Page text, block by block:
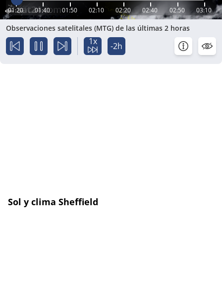
01:20 01:40 01:50 02:10 02:20 02:40 02:50 03:10
Observaciones satelitales (MTG) de las últimas 2 horas
1x -2h
Sol y clima Sheffield